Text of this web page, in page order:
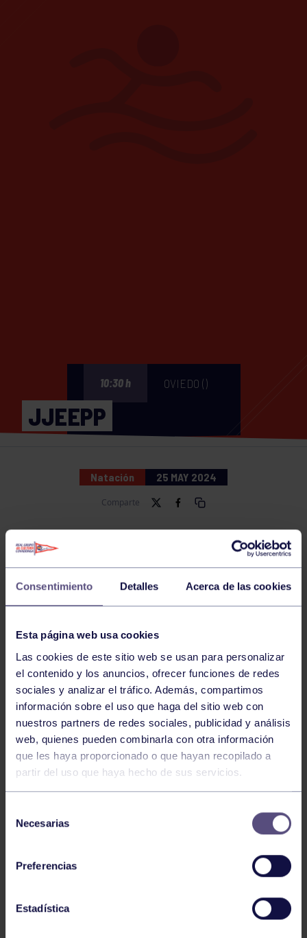
Consentimiento Detalles Acerca de las cookies
Esta página web usa cookies
Las cookies de este sitio web se usan para personalizar
el contenido y los anuncios, ofrecer funciones de redes
sociales y analizar el tráfico. Además, compartimos
información sobre el uso que haga del sitio web con
nuestros partners de redes sociales, publicidad y análisis
web, quienes pueden combinarla con otra información
que les haya proporcionado o que hayan recopilado a
partir del uso que haya hecho de sus servicios.
Necesarias
Preferencias
Estadística
10:30 h OVIEDO ()
JJEEPP
Natación 25 MAY 2024
Comparte
NOTICIAS RELACIONADAS
Natación 27 Jul 2026
CAMPEONATO DE ESPAÑA DE
NATACIÓN ADAPTADA
CAMPEONATO DE ESPAÑA JÚNIOR DE